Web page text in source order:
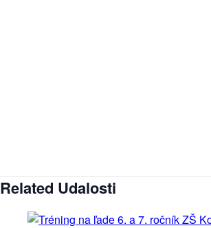
Related Udalosti